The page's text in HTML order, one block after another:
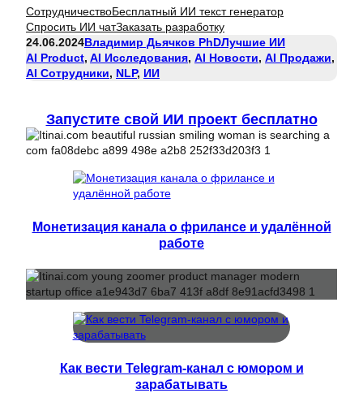
СотрудничествоБесплатный ИИ текст генератор
Спросить ИИ чатЗаказать разработку
24.06.2024Владимир Дьячков PhDЛучшие ИИ
AI Product, AI Исследования, AI Новости, AI Продажи
AI Сотрудники, NLP, ИИ
Запустите свой ИИ проект бесплатно
Монетизация канала о фрилансе и удалённой
работе
Как вести Telegram-канал с юмором и
зарабатывать